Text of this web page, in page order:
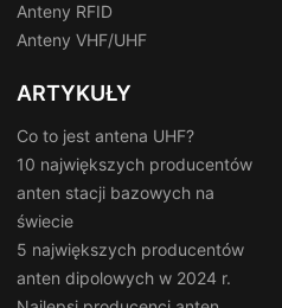
Anteny RFID
Anteny VHF/UHF
ARTYKUŁY
Co to jest antena UHF?
10 największych producentów
anten stacji bazowych na
świecie
5 największych producentów
anten dipolowych w 2024 r.